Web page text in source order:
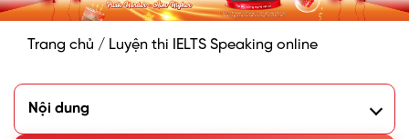
Trang chủ / Luyện thi IELTS Speaking online
Nội dung